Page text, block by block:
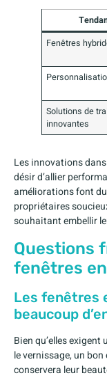
Fenêtres
Solutions de
innovantes
Les innovations
désir d’allier
améliorations font
propriétaires
souhaitant embellir
Questions
fenêtres
Les fenêtres
beaucoup
Bien qu’elles
le vernissage, un
conservera leur